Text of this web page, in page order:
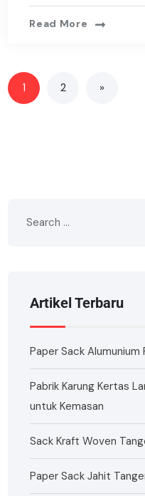
Read More
1 2 »
Artikel Terbaru
Paper Sack Alumunium
Pabrik Karung Kertas
untuk Kemasan
Sack Kraft Woven
Paper Sack Jahit